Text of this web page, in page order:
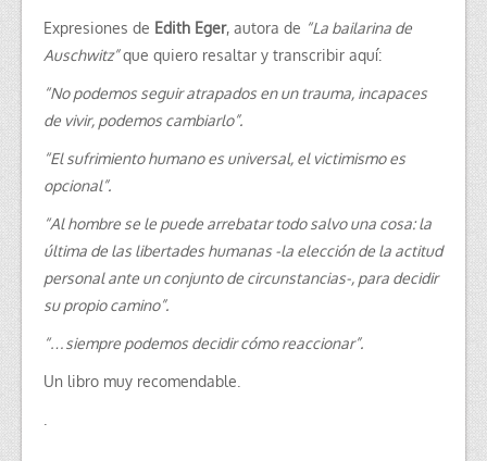
Expresiones de Edith Eger, autora de “La bailarina de
Auschwitz”que quiero resaltar y transcribir aquí:
“No podemos seguir atrapados en un trauma, incapaces
de vivir, podemos cambiarlo”.
“El sufrimiento humano es universal, el victimismo es
opcional”.
“Al hombre se le puede arrebatar todo salvo una cosa: la
última de las libertades humanas -la elección de la actitud
personal ante un conjunto de circunstancias-, para decidir
su propio camino”.
“…siempre podemos decidir cómo reaccionar”.
Un libro muy recomendable.